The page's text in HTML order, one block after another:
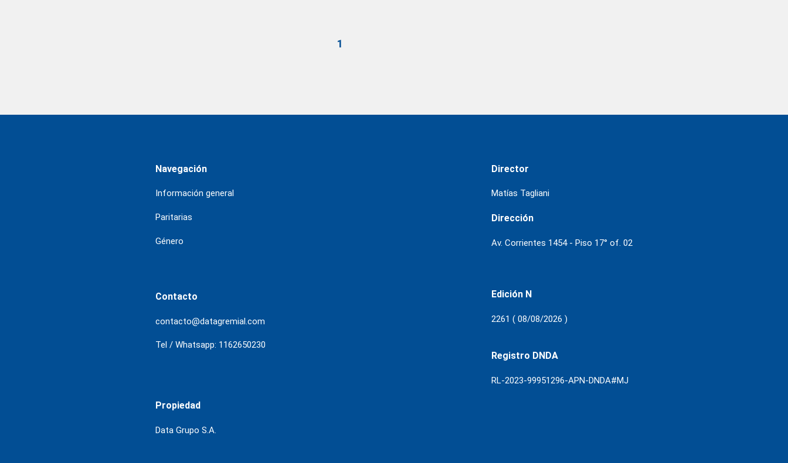
1
Navegación
Información general
Paritarias
Género
Contacto
contacto@datagremial.com
Tel / Whatsapp: 1162650230
Propiedad
Data Grupo S.A.
Director
Matías Tagliani
Dirección
Av. Corrientes 1454 - Piso 17° of. 02
Edición N
2261 ( 08/08/2026 )
Registro DNDA
RL-2023-99951296-APN-DNDA#MJ